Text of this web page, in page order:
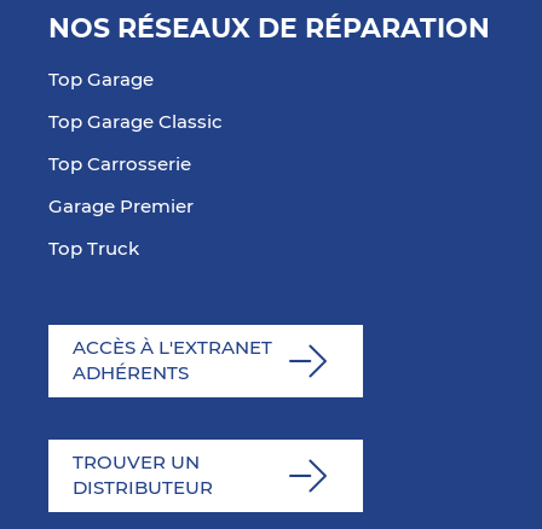
NOS RÉSEAUX DE RÉPARATION
Top Garage
Top Garage Classic
Top Carrosserie
Garage Premier
Top Truck
ACCÈS À L'EXTRANET
ADHÉRENTS
TROUVER UN
DISTRIBUTEUR